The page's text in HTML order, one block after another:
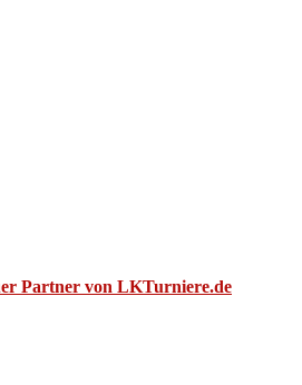
Partner von LKTurniere.de